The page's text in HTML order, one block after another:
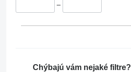
–
Chýbajú vám nejaké filtre?